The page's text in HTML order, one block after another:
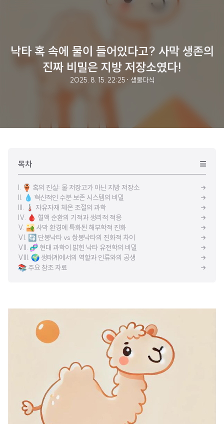
낙타 혹 속에 물이 들어있다고? 사막 생존의
진짜 비밀은 지방 저장소였다!
2025. 8. 15. 22:25 · 생물다식
목차
I. 🏺 혹의 진실: 물 저장고가 아닌 지방 저장소
II. 💧 혁신적인 수분 보존 시스템의 비밀
III. 🌡️ 자유자재 체온 조절의 과학
IV. 🩸 혈액 순환의 기적과 생리적 적응
V. 🏜️ 사막 환경에 특화된 해부학적 진화
VI. 🔄 단봉낙타 vs 쌍봉낙타의 진화적 차이
VII. 🧬 현대 과학이 밝힌 낙타 유전학의 비밀
VIII. 🌍 생태계에서의 역할과 인류와의 공생
📚 주요 참조 자료